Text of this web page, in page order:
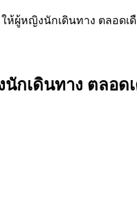
ผู้หญิงนักเดินทาง ตลอดเ
เดินทาง ตลอด